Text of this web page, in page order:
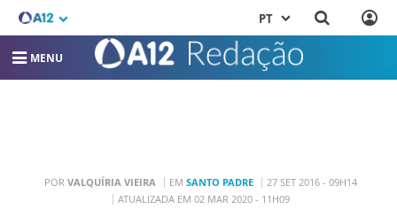
PT
MENU
POR VALQUÍRIA VIEIRA EM SANTO PADRE
27 SET 2016 - 09H14
ATUALIZADA EM 02 MAR 2020 - 11H09